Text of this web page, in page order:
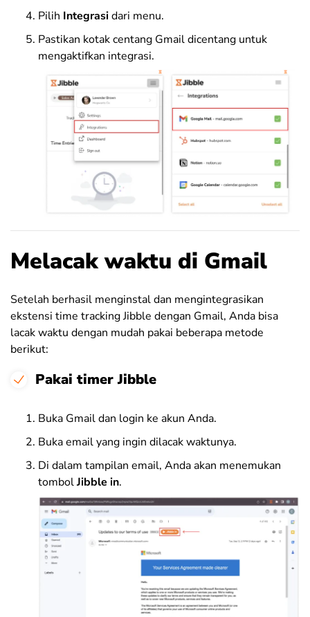
Pilih Integrasidari menu.
Pastikan kotak centang Gmail dicentang untuk
mengaktifkan integrasi.
Melacak waktu di Gmail
Setelah berhasil menginstal dan mengintegrasikan
ekstensi time tracking Jibble dengan Gmail, Anda bisa
lacak waktu dengan mudah pakai beberapa metode
berikut:
Pakai timer Jibble
Buka Gmail dan login ke akun Anda.
Buka email yang ingin dilacak waktunya.
Di dalam tampilan email, Anda akan menemukan
tombolJibble in.